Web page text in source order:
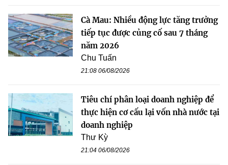
Cà Mau: Nhiều động lực tăng trưởng
tiếp tục được củng cố sau 7 tháng
năm 2026
Chu Tuấn
21:08 06/08/2026
Tiêu chí phân loại doanh nghiệp để
thực hiện cơ cấu lại vốn nhà nước tại
doanh nghiệp
Thư Kỳ
21:04 06/08/2026